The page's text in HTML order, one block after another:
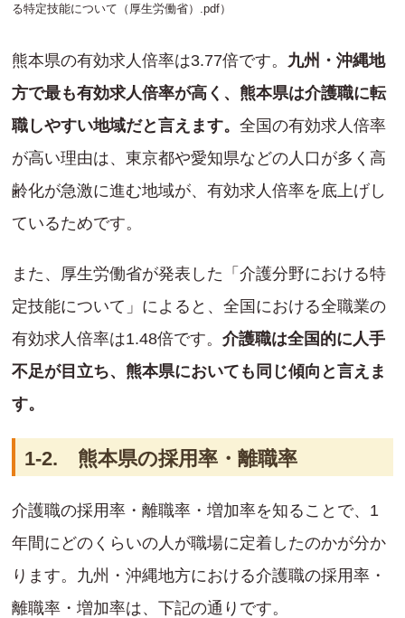
る特定技能について（厚生労働省）.pdf）
熊本県の有効求人倍率は3.77倍です。 九州・沖縄地
方で最も有効求人倍率が高く、熊本県は介護職に転
職しやすい地域だと言えます。 全国の有効求人倍率
が高い理由は、東京都や愛知県などの人口が多く高
齢化が急激に進む地域が、有効求人倍率を底上げし
ているためです。
また、厚生労働省が発表した「介護分野における特
定技能について」によると、全国における全職業の
有効求人倍率は1.48倍です。 介護職は全国的に人手
不足が目立ち、熊本県においても同じ傾向と言えま
す。
1-2. 熊本県の採用率・離職率
介護職の採用率・離職率・増加率を知ることで、1
年間にどのくらいの人が職場に定着したのかが分か
ります。九州・沖縄地方における介護職の採用率・
離職率・増加率は、下記の通りです。